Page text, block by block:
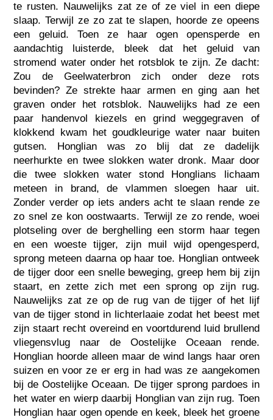
te rusten. Nauwelijks zat ze of ze viel in een diepe
slaap. Terwijl ze zo zat te slapen, hoorde ze opeens
een geluid. Toen ze haar ogen opensperde en
aandachtig luisterde, bleek dat het geluid van
stromend water onder het rotsblok te zijn. Ze dacht:
Zou de Geelwaterbron zich onder deze rots
bevinden? Ze strekte haar armen en ging aan het
graven onder het rotsblok. Nauwelijks had ze een
paar handenvol kiezels en grind weggegraven of
klokkend kwam het goudkleurige water naar buiten
gutsen. Honglian was zo blij dat ze dadelijk
neerhurkte en twee slokken water dronk. Maar door
die twee slokken water stond Honglians lichaam
meteen in brand, de vlammen sloegen haar uit.
Zonder verder op iets anders acht te slaan rende ze
zo snel ze kon oostwaarts. Terwijl ze zo rende, woei
plotseling over de berghelling een storm haar tegen
en een woeste tijger, zijn muil wijd opengesperd,
sprong meteen daarna op haar toe. Honglian ontweek
de tijger door een snelle beweging, greep hem bij zijn
staart, en zette zich met een sprong op zijn rug.
Nauwelijks zat ze op de rug van de tijger of het lijf
van de tijger stond in lichterlaaie zodat het beest met
zijn staart recht overeind en voortdurend luid brullend
vliegensvlug naar de Oostelijke Oceaan rende.
Honglian hoorde alleen maar de wind langs haar oren
suizen en voor ze er erg in had was ze aangekomen
bij de Oostelijke Oceaan. De tijger sprong pardoes in
het water en wierp daarbij Honglian van zijn rug. Toen
Honglian haar ogen opende en keek, bleek het groene